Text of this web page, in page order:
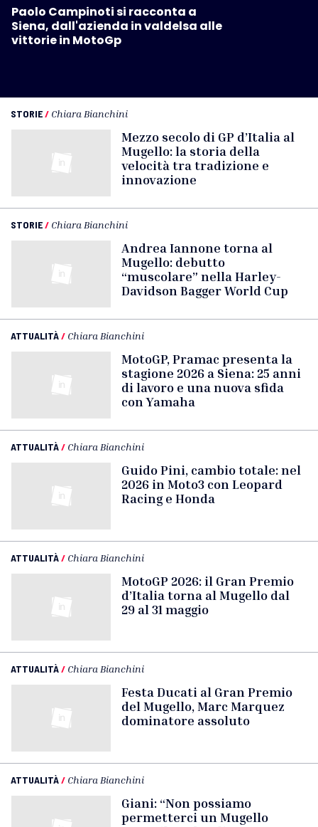
Paolo Campinoti si racconta a
Siena, dall'azienda in valdelsa alle
vittorie in MotoGp
STORIE/ Chiara Bianchini
Mezzo secolo di GP d’Italia al
Mugello: la storia della
velocità tra tradizione e
innovazione
STORIE/ Chiara Bianchini
Andrea Iannone torna al
Mugello: debutto
“muscolare” nella Harley-
Davidson Bagger World Cup
ATTUALITÀ/ Chiara Bianchini
MotoGP, Pramac presenta la
stagione 2026 a Siena: 25 anni
di lavoro e una nuova sfida
con Yamaha
ATTUALITÀ/ Chiara Bianchini
Guido Pini, cambio totale: nel
2026 in Moto3 con Leopard
Racing e Honda
ATTUALITÀ/ Chiara Bianchini
MotoGP 2026: il Gran Premio
d’Italia torna al Mugello dal
29 al 31 maggio
ATTUALITÀ/ Chiara Bianchini
Festa Ducati al Gran Premio
del Mugello, Marc Marquez
dominatore assoluto
ATTUALITÀ/ Chiara Bianchini
Giani: “Non possiamo
permetterci un Mugello